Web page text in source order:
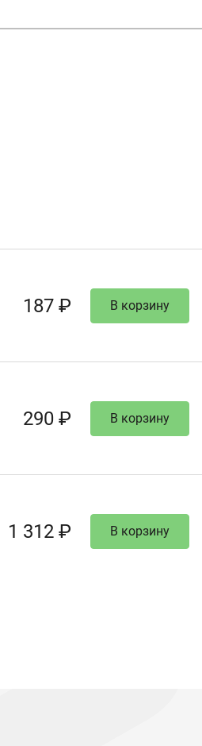
187 ₽ В корзину
290 ₽ В корзину
1 312 ₽ В корзину